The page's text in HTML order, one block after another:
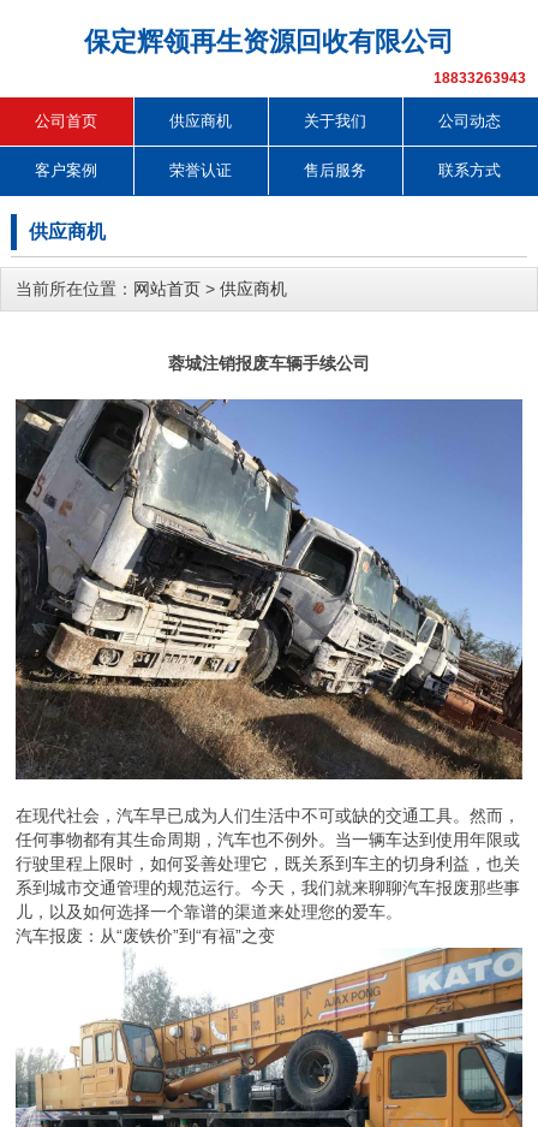
保定辉领再生资源回收有限公司
18833263943
公司首页 供应商机 关于我们 公司动态
客户案例 荣誉认证 售后服务 联系方式
供应商机
当前所在位置： 网站首页 > 供应商机
蓉城注销报废车辆手续公司
在现代社会，汽车早已成为人们生活中不可或缺的交通工具。然而，
任何事物都有其生命周期，汽车也不例外。当一辆车达到使用年限或
行驶里程上限时，如何妥善处理它，既关系到车主的切身利益，也关
系到城市交通管理的规范运行。今天，我们就来聊聊汽车报废那些事
儿，以及如何选择一个靠谱的渠道来处理您的爱车。
汽车报废：从“废铁价”到“有福”之变